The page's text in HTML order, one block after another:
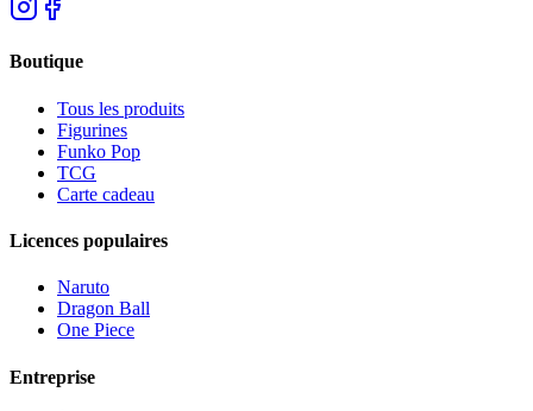
Boutique
Tous les produits
Figurines
Funko Pop
TCG
Carte cadeau
Licences populaires
Naruto
Dragon Ball
One Piece
Entreprise